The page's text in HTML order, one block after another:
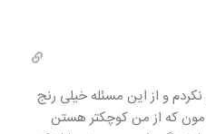
نکردم و از این مسئله خیلی رنج
مون که از من کوچکتر هستن